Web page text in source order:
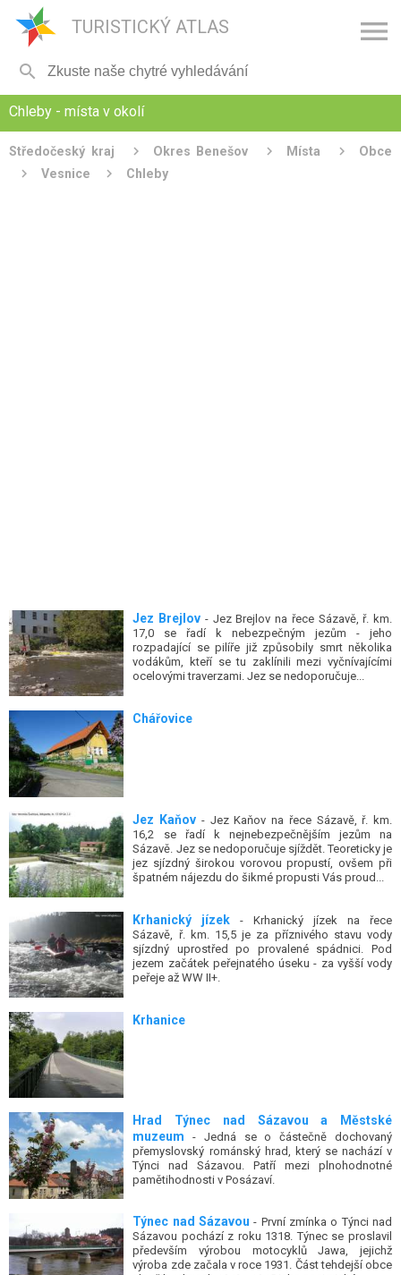
TURISTICKÝ ATLAS 

Chleby - místa v okolí
Středočeský kraj Okres Benešov Místa
Obce
Vesnice
Chleby
Jez Brejlov - Jez Brejlov na řece Sázavě, ř. km.
17,0 se řadí k nebezpečným jezům - jeho
rozpadající se pilíře již způsobily smrt několika
vodákům, kteří se tu zaklínili mezi vyčnívajícími
ocelovými traverzami. Jez se nedoporučuje...
Chářovice
Jez Kaňov - Jez Kaňov na řece Sázavě, ř. km.
16,2 se řadí k nejnebezpečnějším jezům na
Sázavě. Jez se nedoporučuje sjíždět. Teoreticky je
jez sjízdný širokou vorovou propustí, ovšem při
špatném nájezdu do šikmé propusti Vás proud...
Krhanický jízek - Krhanický jízek na řece
Sázavě, ř. km. 15,5 je za příznivého stavu vody
sjízdný uprostřed po provalené spádnici. Pod
jezem začátek peřejnatého úseku - za vyšší vody
peřeje až WW II+.
Krhanice
Hrad Týnec nad Sázavou a Městské
muzeum - Jedná se o částečně dochovaný
přemyslovský románský hrad, který se nachází v
Týnci nad Sázavou. Patří mezi plnohodnotné
pamětihodnosti v Posázaví.
Týnec nad Sázavou - První zmínka o Týnci nad
Sázavou pochází z roku 1318. Týnec se proslavil
především výrobou motocyklů Jawa, jejichž
výroba zde začala v roce 1931. Část tehdejší obce